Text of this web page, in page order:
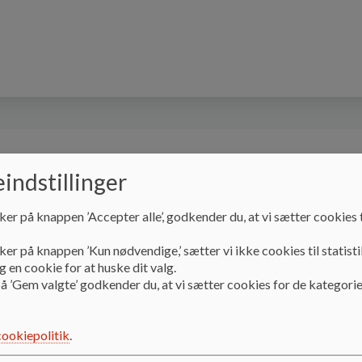
Undervisning
for børn- og
for vores syn på Børn- og Ungepolitikken i VHK
på knappen ’Accepter alle’, godkender du, at vi sætter
på knappen ’Kun nødvendige,’ sætter vi ikke cookies til
en cookie for at huske dit valg.
’Gem valgte’ godkender du, at vi sætter cookies for de
.